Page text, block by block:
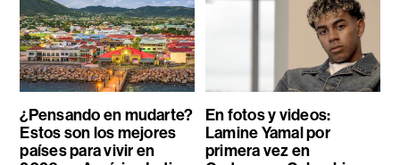
¿Pensando en mudarte?
Estos son los mejores
países para vivir en
En fotos y videos:
Lamine Yamal por
primera vez en